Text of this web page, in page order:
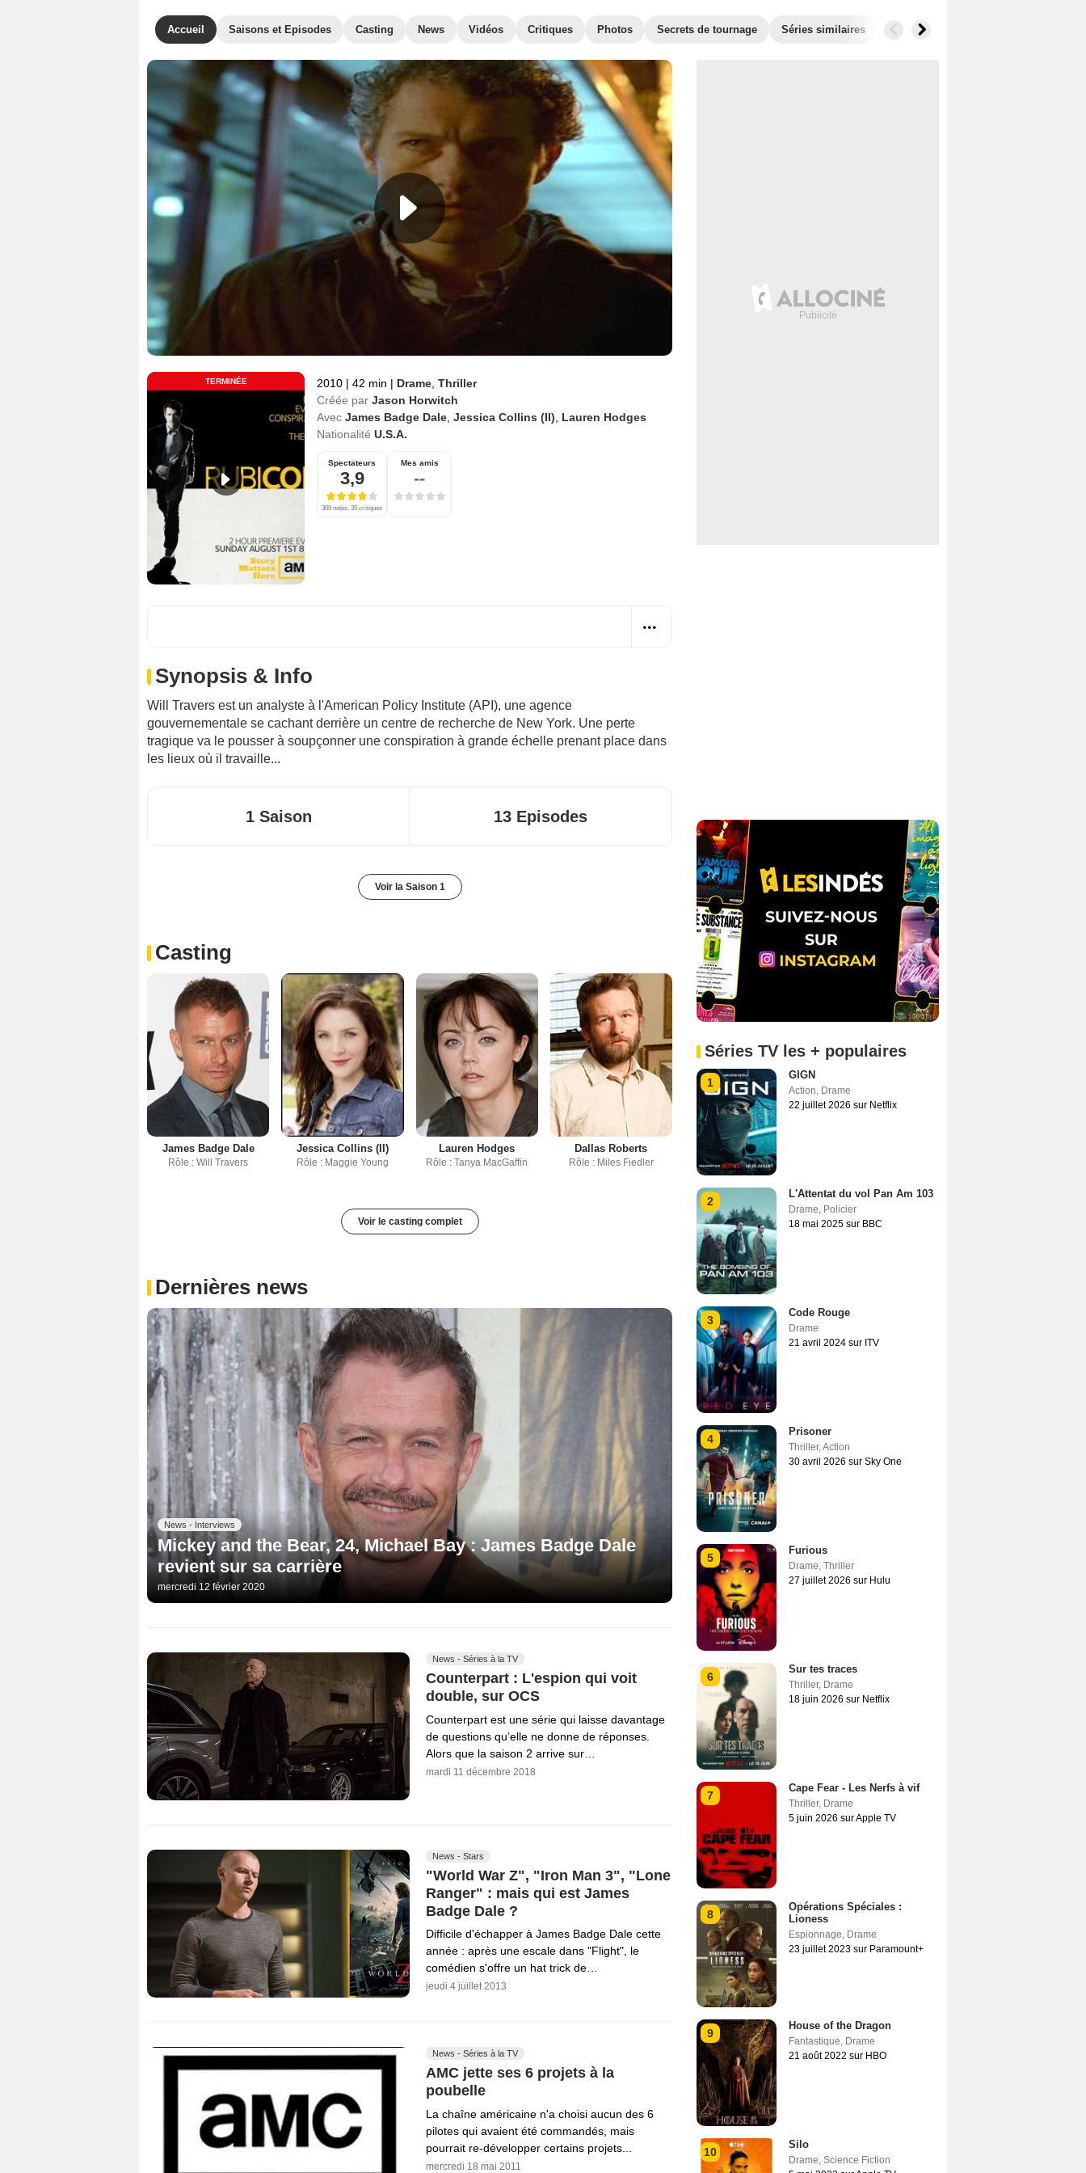
Accueil Saisons et Episodes Casting News Vidéos Critiques Photos Secrets de tournage Séries similaires Audiences
TERMINÉE 2010 | 42 min | Drame Thriller
Créée par Jason Horwitch
Avec James Badge Dale Jessica Collins (II)
Lauren Hodges
Nationalité U.S.A.
Spectateurs
3,9
309 notes, 35 critiques
Mes amis
--
Synopsis & Info
Will Travers est un analyste à l'American Policy Institute (API), une agence
gouvernementale se cachant derrière un centre de recherche de New York. Une perte
tragique va le pousser à soupçonner une conspiration à grande échelle prenant place dans
les lieux où il travaille...
1 Saison 13 Episodes
Voir la Saison 1
Casting
James Badge Dale
Rôle : Will Travers
Jessica Collins (II)
Rôle : Maggie Young
Lauren Hodges
Rôle : Tanya MacGaffin
Dallas Roberts
Rôle : Miles Fiedler
Voir le casting complet
Dernières news
News - Interviews
Mickey and the Bear, 24, Michael Bay : James Badge Dale
revient sur sa carrière
mercredi 12 février 2020
News - Séries à la TV
Counterpart : L'espion qui voit
double, sur OCS
Counterpart est une série qui laisse davantage
de questions qu’elle ne donne de réponses.
Alors que la saison 2 arrive sur…
mardi 11 décembre 2018
News - Stars
"World War Z", "Iron Man 3", "Lone
Ranger" : mais qui est James
Badge Dale ?
Difficile d'échapper à James Badge Dale cette
année : après une escale dans "Flight", le
comédien s'offre un hat trick de…
jeudi 4 juillet 2013
News - Séries à la TV
AMC jette ses 6 projets à la
poubelle
La chaîne américaine n'a choisi aucun des 6
pilotes qui avaient été commandés, mais
pourrait re-développer certains projets...
mercredi 18 mai 2011
Séries TV les + populaires
1
GIGN
Action, Drame
22 juillet 2026 sur Netflix
2
L'Attentat du vol Pan Am 103
Drame, Policier
18 mai 2025 sur BBC
3
Code Rouge
Drame
21 avril 2024 sur ITV
4
Prisoner
Thriller,Action
30 avril 2026 sur Sky One
5
Furious
Drame, Thriller
27 juillet 2026 sur Hulu
6
Sur tes traces
Thriller, Drame
18 juin 2026 sur Netflix
7
Cape Fear - Les Nerfs à vif
Thriller, Drame
5 juin 2026 sur Apple TV
8
Opérations Spéciales :
Lioness
Espionnage, Drame
23 juillet 2023 sur Paramount+
9
House of the Dragon
Fantastique, Drame
21 août 2022 sur HBO
10
Silo
Drame, Science Fiction